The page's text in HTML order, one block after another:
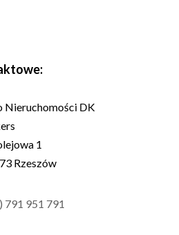
Nieruchomości DK
1
Rzeszów
791 951 791